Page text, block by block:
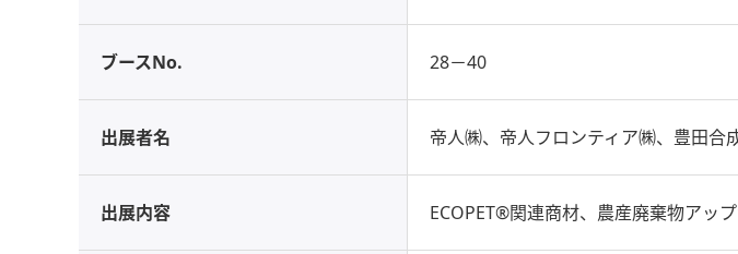
ブースNo. 28－40
出展者名 帝人㈱、帝人フロンティア㈱、豊田合
出展内容 ECOPET®関連商材、農産廃棄物アッ